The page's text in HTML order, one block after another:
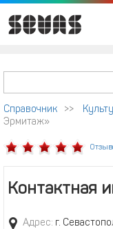
Справочник >>
Эрмитаж»
Контактная
Адрес: г.